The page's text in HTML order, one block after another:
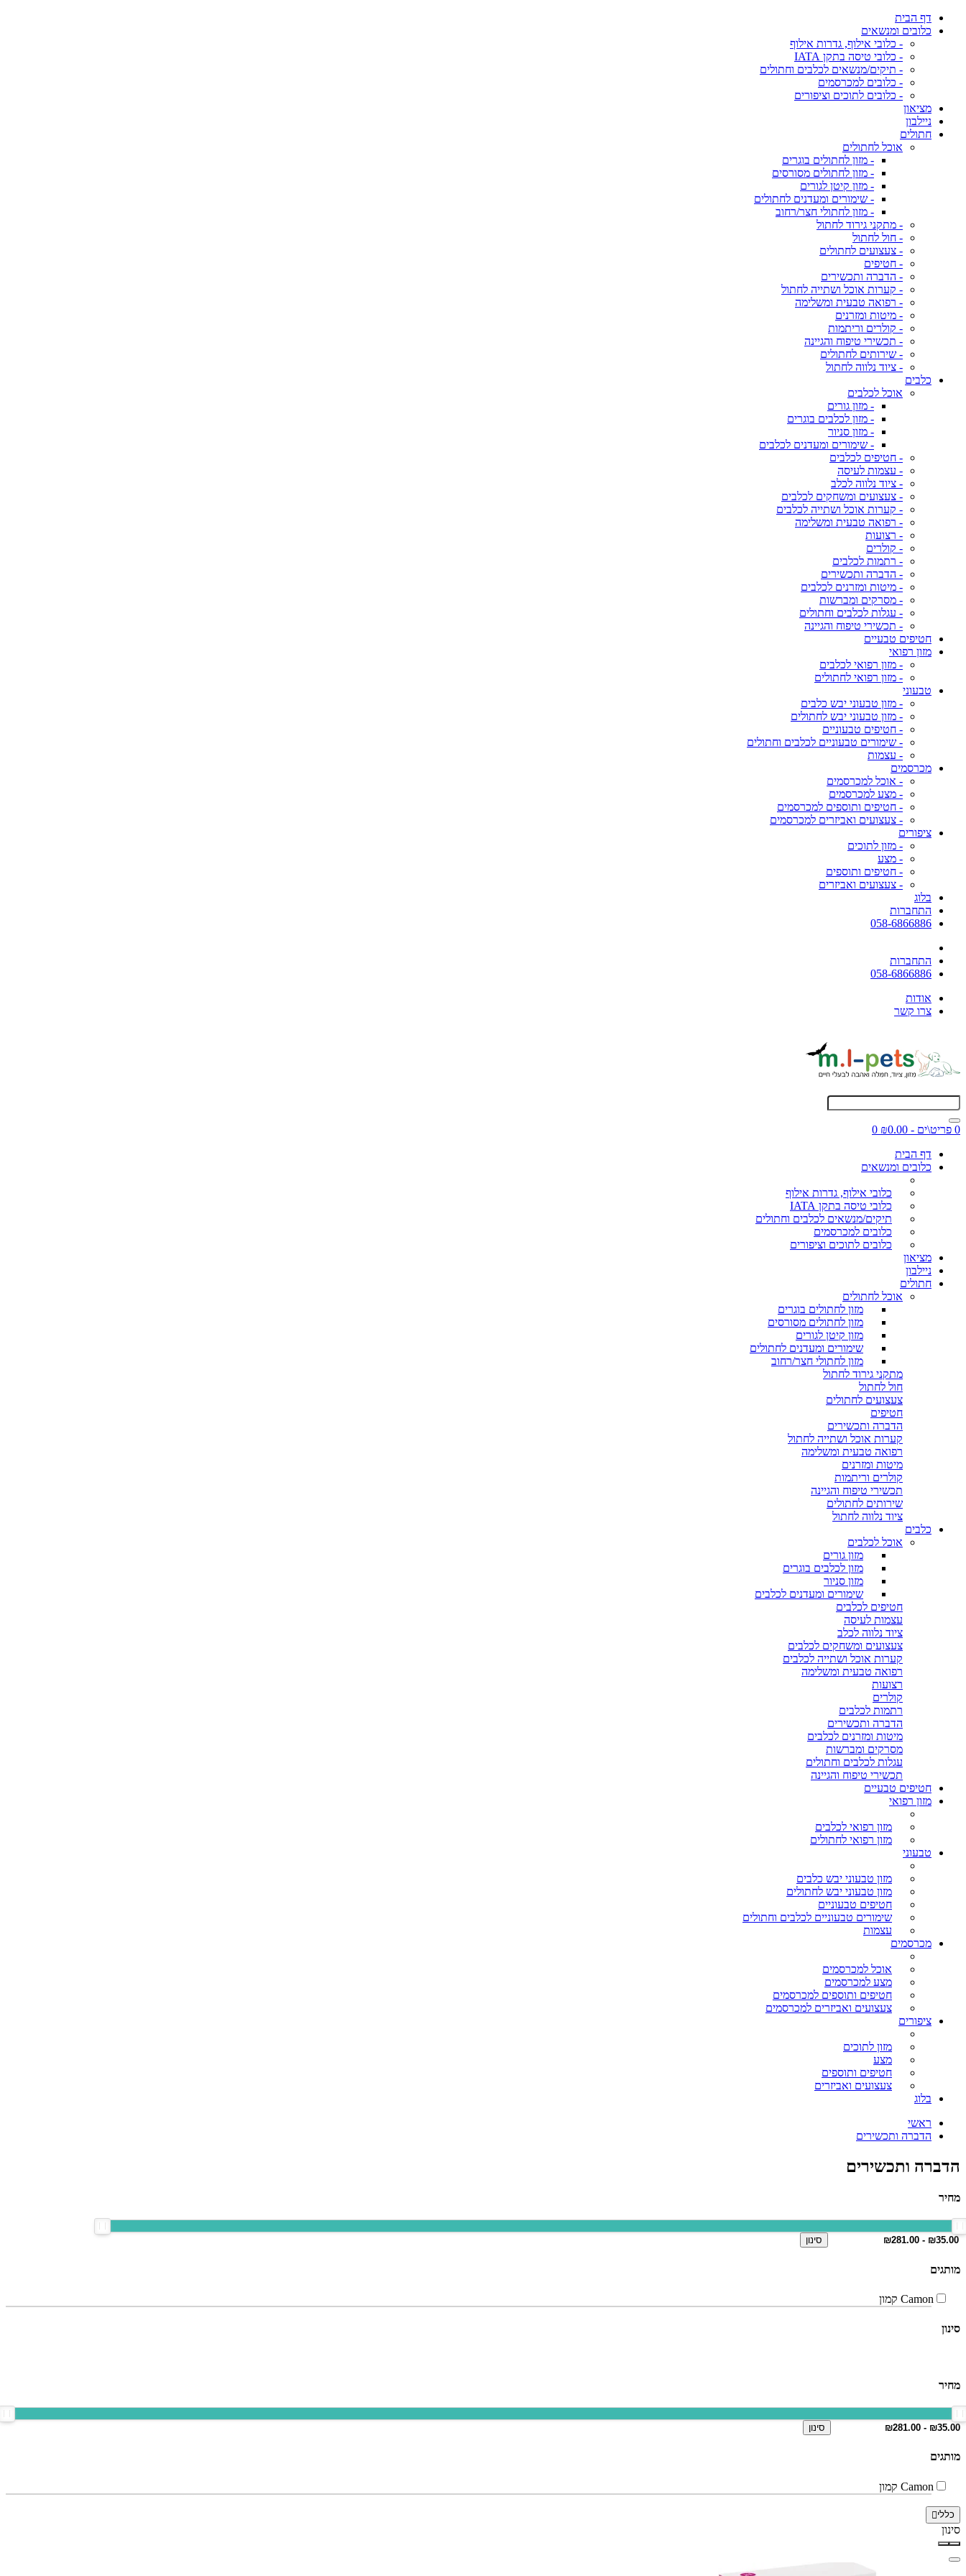
דף הבית
כלובים ומנשאים
- כלובי אילוף, גדרות אילוף
- כלובי טיסה בתקן IATA
- תיקים/מנשאים לכלבים וחתולים
- כלובים למכרסמים
- כלובים לתוכים וציפורים
מציאון
ניילבון
חתולים
אוכל לחתולים
- מזון לחתולים בוגרים
- מזון לחתולים מסורסים
- מזון קיטן לגורים
- שימורים ומעדנים לחתולים
- מזון לחתולי חצר/רחוב
- מתקני גירוד לחתול
- חול לחתול
- צעצועים לחתולים
- חטיפים
- הדברה ותכשירים
- קערות אוכל ושתייה לחתול
- רפואה טבעית ומשלימה
- מיטות ומזרנים
- קולרים וריתמות
- תכשירי טיפוח והגיינה
- שירותים לחתולים
- ציוד נלווה לחתול
כלבים
אוכל לכלבים
- מזון גורים
- מזון לכלבים בוגרים
- מזון סניור
- שימורים ומעדנים לכלבים
- חטיפים לכלבים
- עצמות לעיסה
- ציוד נלווה לכלב
- צעצועים ומשחקים לכלבים
- קערות אוכל ושתייה לכלבים
- רפואה טבעית ומשלימה
- רצועות
- קולרים
- רתמות לכלבים
- הדברה ותכשירים
- מיטות ומזרנים לכלבים
- מסרקים ומברשות
- עגלות לכלבים וחתולים
- תכשירי טיפוח והגיינה
חטיפים טבעיים
מזון רפואי
- מזון רפואי לכלבים
- מזון רפואי לחתולים
טבעוני
- מזון טבעוני יבש כלבים
- מזון טבעוני יבש לחתולים
- חטיפים טבעוניים
- שימורים טבעוניים לכלבים וחתולים
- עצמות
מכרסמים
- אוכל למכרסמים
- מצע למכרסמים
- חטיפים ותוספים למכרסמים
- צעצועים ואביזרים למכרסמים
ציפורים
- מזון לתוכים
- מצע
- חטיפים ותוספים
- צעצועים ואביזרים
בלוג
התחברות
058-6866886
התחברות
058-6866886
אודות
צרו קשר
0 פריט\ים - ₪0.00
0
דף הבית
כלובים ומנשאים
כלובי אילוף, גדרות אילוף
כלובי טיסה בתקן IATA
תיקים/מנשאים לכלבים וחתולים
כלובים למכרסמים
כלובים לתוכים וציפורים
מציאון
ניילבון
חתולים
אוכל לחתולים
מזון לחתולים בוגרים
מזון לחתולים מסורסים
מזון קיטן לגורים
שימורים ומעדנים לחתולים
מזון לחתולי חצר/רחוב
מתקני גירוד לחתול
חול לחתול
צעצועים לחתולים
חטיפים
הדברה ותכשירים
קערות אוכל ושתייה לחתול
רפואה טבעית ומשלימה
מיטות ומזרנים
קולרים וריתמות
תכשירי טיפוח והגיינה
שירותים לחתולים
ציוד נלווה לחתול
כלבים
אוכל לכלבים
מזון גורים
מזון לכלבים בוגרים
מזון סניור
שימורים ומעדנים לכלבים
חטיפים לכלבים
עצמות לעיסה
ציוד נלווה לכלב
צעצועים ומשחקים לכלבים
קערות אוכל ושתייה לכלבים
רפואה טבעית ומשלימה
רצועות
קולרים
רתמות לכלבים
הדברה ותכשירים
מיטות ומזרנים לכלבים
מסרקים ומברשות
עגלות לכלבים וחתולים
תכשירי טיפוח והגיינה
חטיפים טבעיים
מזון רפואי
מזון רפואי לכלבים
מזון רפואי לחתולים
טבעוני
מזון טבעוני יבש כלבים
מזון טבעוני יבש לחתולים
חטיפים טבעוניים
שימורים טבעוניים לכלבים וחתולים
עצמות
מכרסמים
אוכל למכרסמים
מצע למכרסמים
חטיפים ותוספים למכרסמים
צעצועים ואביזרים למכרסמים
ציפורים
מזון לתוכים
מצע
חטיפים ותוספים
צעצועים ואביזרים
בלוג
ראשי
הדברה ותכשירים
הדברה ותכשירים
מחיר
סינון
מותגים
Camon קמון
סינון
מחיר
סינון
מותגים
Camon קמון
כללי
סינון